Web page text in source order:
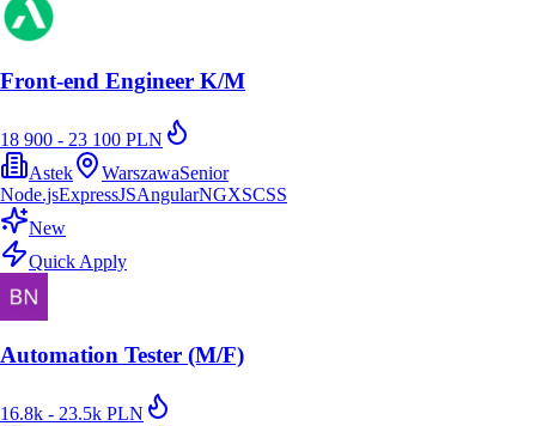
Front-end Engineer K/M
18 900 - 23 100 PLN
Astek
WarszawaSenior
Node.jsExpressJSAngularNGXSCSS
New
Quick Apply
Automation Tester (M/F)
16.8k - 23.5k PLN